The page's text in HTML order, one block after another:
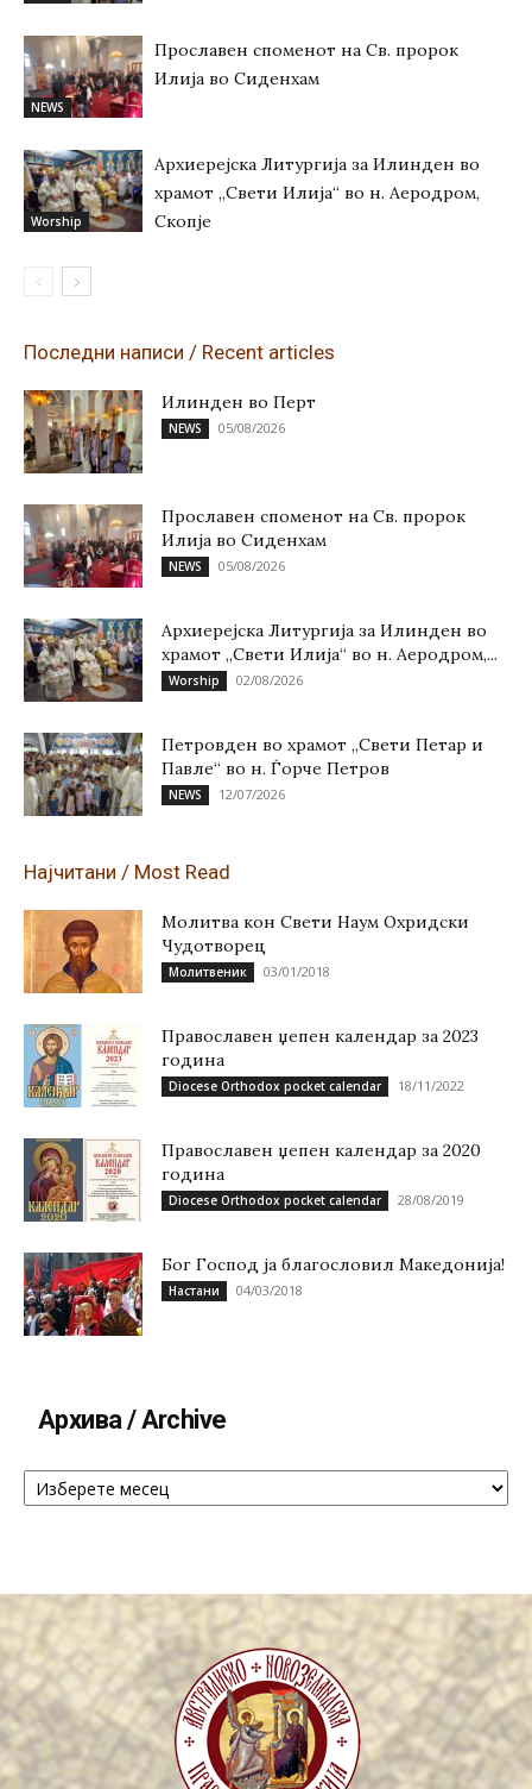
NEWS
Прославен споменот на Св. пророк
Илија во Сиденхам
Worship
Архиерејска Литургија за Илинден во
храмот „Свети Илија“ во н. Аеродром,
Скопје
Последни написи / Recent articles
Илинден во Перт
NEWS 05/08/2026
Прославен споменот на Св. пророк
Илија во Сиденхам
NEWS 05/08/2026
Архиерејска Литургија за Илинден во
храмот „Свети Илија“ во н. Аеродром,...
Worship 02/08/2026
Петровден во храмот „Свети Петар и
Павле“ во н. Ѓорче Петров
NEWS 12/07/2026
Најчитани / Most Read
Молитва кон Свети Наум Охридски
Чудотворец
Молитвеник 03/01/2018
Православен џепен календар за 2023
година
Diocese Orthodox pocket calendar 18/11/2022
Православен џепен календар за 2020
година
Diocese Orthodox pocket calendar 28/08/2019
Бог Господ ја благословил Македонија!
Настани 04/03/2018
Архива / Archive
Архива